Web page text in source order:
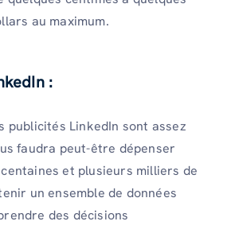
au maximum.
:
publicités LinkedIn sont assez
faudra peut-être dépenser
et plusieurs milliers de
un ensemble de données
des décisions